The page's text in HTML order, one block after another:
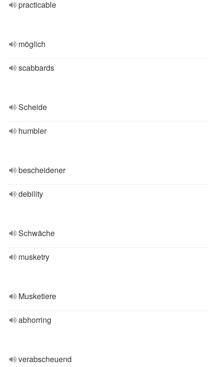
practicable
möglich
scabbards
Scheide
humbler
bescheidener
debility
Schwäche
musketry
Musketiere
abhorring
verabscheuend